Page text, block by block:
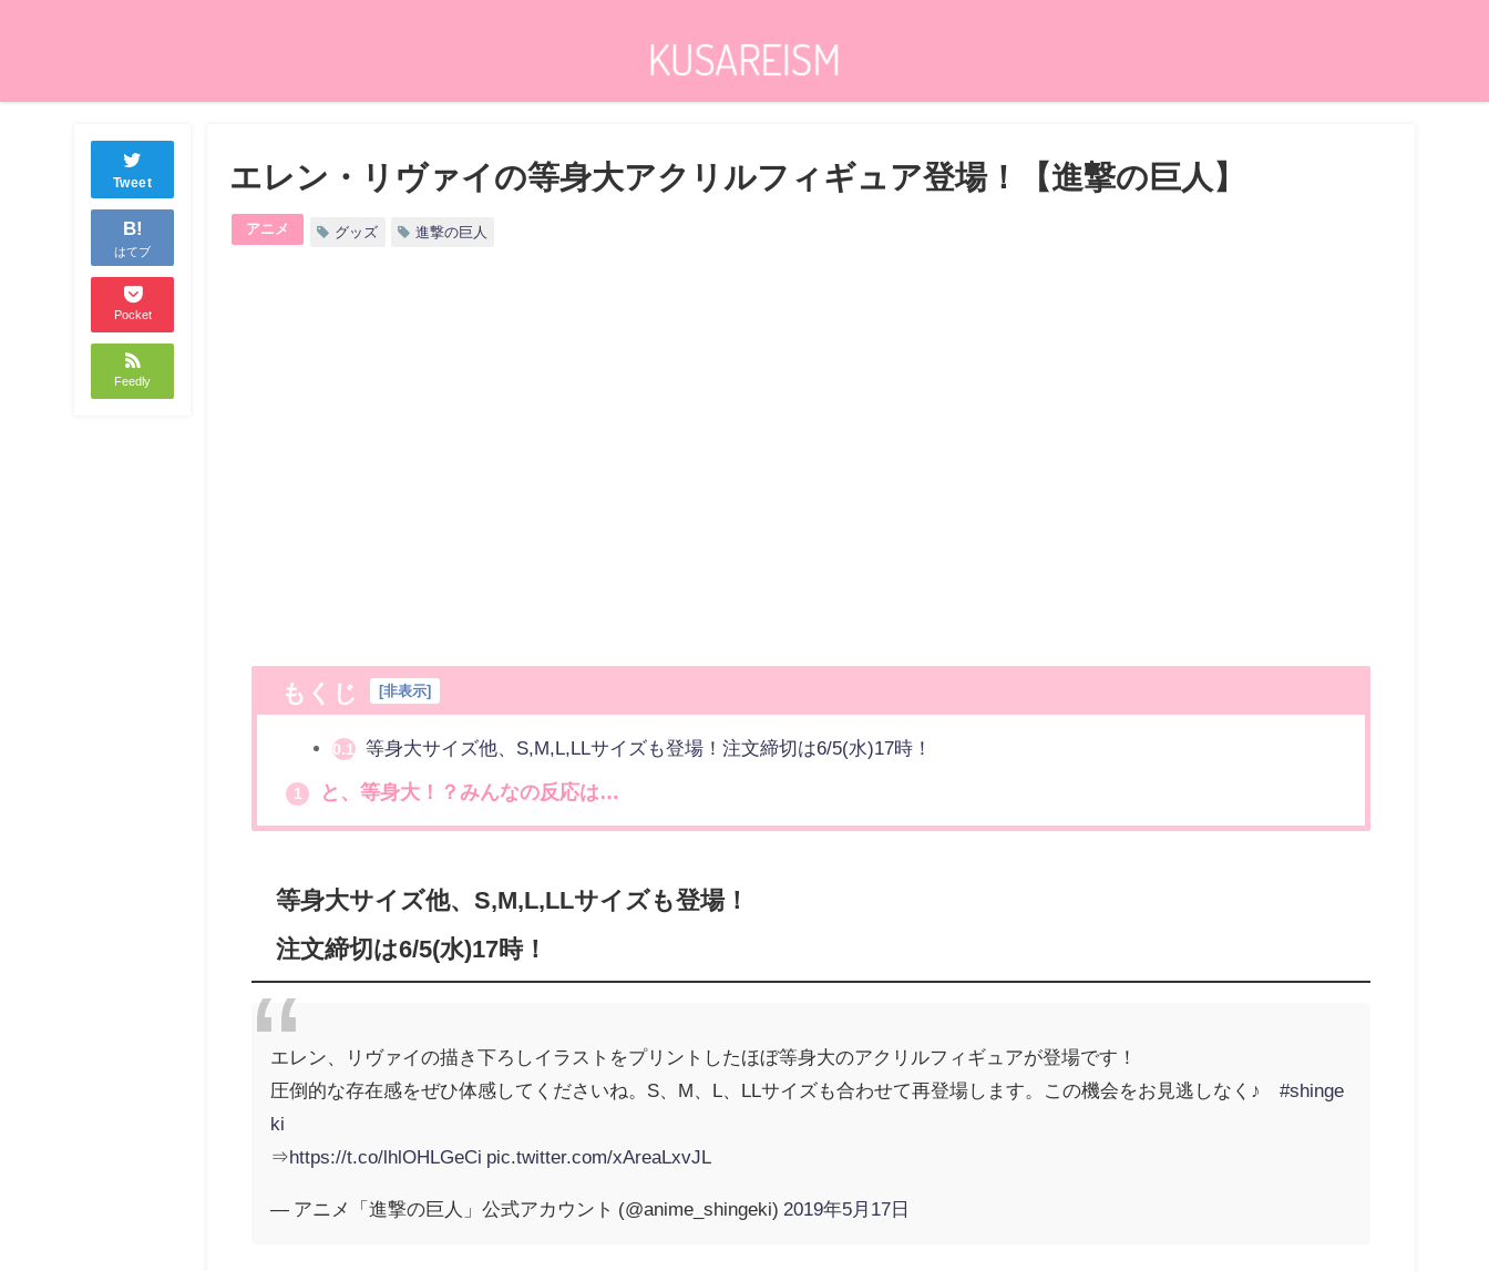
Tweet
B!
はてブ
Pocket
Feedly
エレン・リヴァイの等身大アクリルフィギュア登場！【進撃の巨人】
アニメ グッズ 進撃の巨人
もくじ [非表示]
0.1 等身大サイズ他、S,M,L,LLサイズも登場！注文締切は6/5(水)17時！
1 と、等身大！？みんなの反応は…
等身大サイズ他、S,M,L,LLサイズも登場！
注文締切は6/5(水)17時！
エレン、リヴァイの描き下ろしイラストをプリントしたほぼ等身大のアクリルフィギュアが登場です！
圧倒的な存在感をぜひ体感してくださいね。S、M、L、LLサイズも合わせて再登場します。この機会をお見逃しなく♪#shinge
ki
⇒https://t.co/lhlOHLGeCi pic.twitter.com/xAreaLxvJL
— アニメ「進撃の巨人」公式アカウント (@anime_shingeki) 2019年5月17日